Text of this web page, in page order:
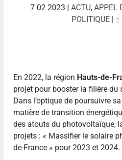
7 02 2023 |ACTU,APPEL
POLITIQUE|
En 2022, la région Hauts-de-
projet pour booster la filière du
Dans l’optique de poursuivre
matière de transition
des atouts du photovoltaïque,
projets : « Massifier le solaire
de-France » pour 2023 et 2024.